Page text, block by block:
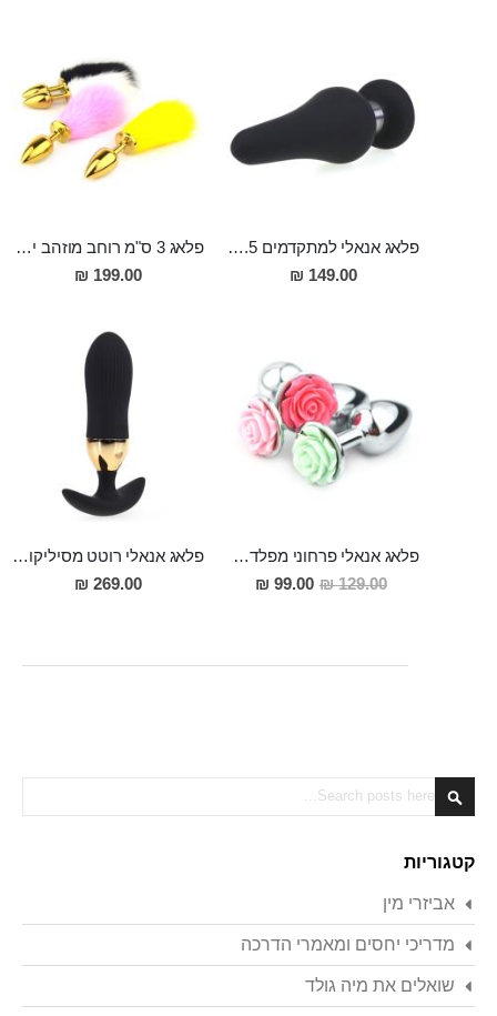
פלאג אנאלי למתקדמים 4.5 סמ רוחב 12 סמ אורך מסיליקון רפואי Paris
149.00 ₪
פלאג 3 ס"מ רוחב מוזהב יפייפה עם זנב מפנק בגודל של 8 ס"מ "Gama"
199.00 ₪
פלאג אנאלי פרחוני מפלדת על חלד 2.8 ס"מ רוחב 7.5 אורך Vered
129.00 ₪
מחיר
מבצע
99.00 ₪
פלאג אנאלי רוטט מסיליקון רפואי 12 סמ אורך 3 סמ רוחב, מופעל גם בעזרת אפליקציה PRIAMUS
269.00 ₪
Search
Search
קטגוריות
אביזרי מין
מדריכי יחסים ומאמרי הדרכה
שואלים את מיה גולד